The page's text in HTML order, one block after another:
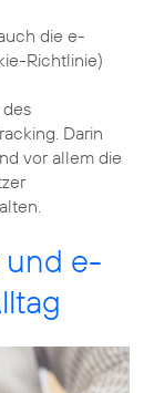
die e-
Richtlinie)
des
Darin
vor allem die
und e-